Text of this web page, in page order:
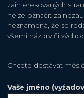
zainteresovaných
nelze označit za
neznamená, že se
všemi názory či
Chcete dostávat
Vaše jméno